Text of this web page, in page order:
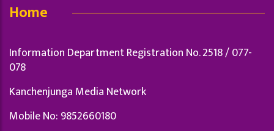
Home
Information Department Registration No. 2518 / 077-
078
Kanchenjunga Media Network
Mobile No: 9852660180